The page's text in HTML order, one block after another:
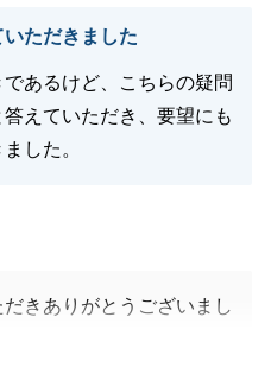
ただきました
あるけど、こちらの疑問
えていただき、要望にも
した。
きありがとうございまし